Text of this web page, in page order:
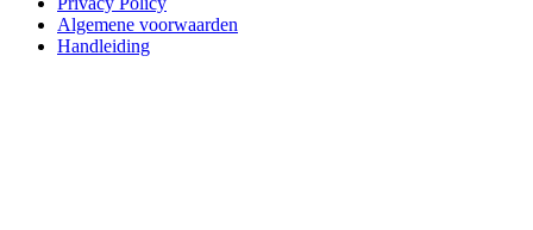
Algemene voorwaarden
Handleiding